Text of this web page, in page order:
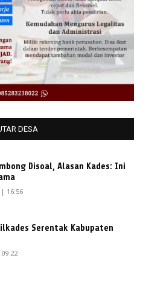
DESA
Disoal, Alasan Kades: Ini
| 16:56
Serentak Kabupaten